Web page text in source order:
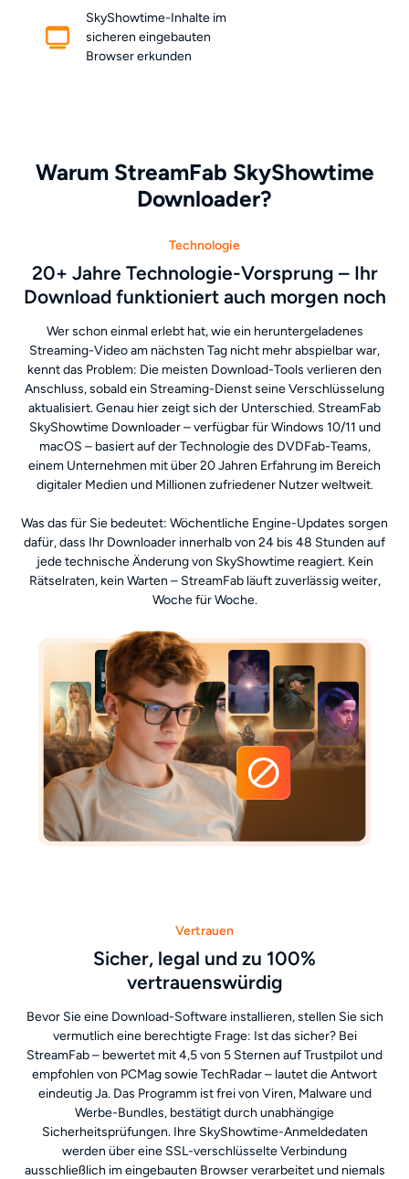
SkyShowtime-Inhalte im
sicheren eingebauten
Browser erkunden
Warum StreamFab SkyShowtime
Downloader?
Technologie
20+ Jahre Technologie-Vorsprung – Ihr
Download funktioniert auch morgen noch
Wer schon einmal erlebt hat, wie ein heruntergeladenes
Streaming-Video am nächsten Tag nicht mehr abspielbar war,
kennt das Problem: Die meisten Download-Tools verlieren den
Anschluss, sobald ein Streaming-Dienst seine Verschlüsselung
aktualisiert. Genau hier zeigt sich der Unterschied. StreamFab
SkyShowtime Downloader – verfügbar für Windows 10/11 und
macOS – basiert auf der Technologie des DVDFab-Teams,
einem Unternehmen mit über 20 Jahren Erfahrung im Bereich
digitaler Medien und Millionen zufriedener Nutzer weltweit.
Was das für Sie bedeutet: Wöchentliche Engine-Updates sorgen
dafür, dass Ihr Downloader innerhalb von 24 bis 48 Stunden auf
jede technische Änderung von SkyShowtime reagiert. Kein
Rätselraten, kein Warten – StreamFab läuft zuverlässig weiter,
Woche für Woche.
Vertrauen
Sicher, legal und zu 100%
vertrauenswürdig
Bevor Sie eine Download-Software installieren, stellen Sie sich
vermutlich eine berechtigte Frage: Ist das sicher? Bei
StreamFab – bewertet mit 4,5 von 5 Sternen auf Trustpilot und
empfohlen von PCMag sowie TechRadar – lautet die Antwort
eindeutig Ja. Das Programm ist frei von Viren, Malware und
Werbe-Bundles, bestätigt durch unabhängige
Sicherheitsprüfungen. Ihre SkyShowtime-Anmeldedaten
werden über eine SSL-verschlüsselte Verbindung
ausschließlich im eingebauten Browser verarbeitet und niemals